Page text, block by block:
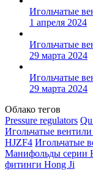
Игольчатые
1 апреля 2024
Игольчатые
29 марта 2024
Игольчатые
29 марта 2024
Облако тегов
Pressure regulators
Игольчатые
HJZF4 Игольчатые
Манифольды серии
фитинги Hong Ji